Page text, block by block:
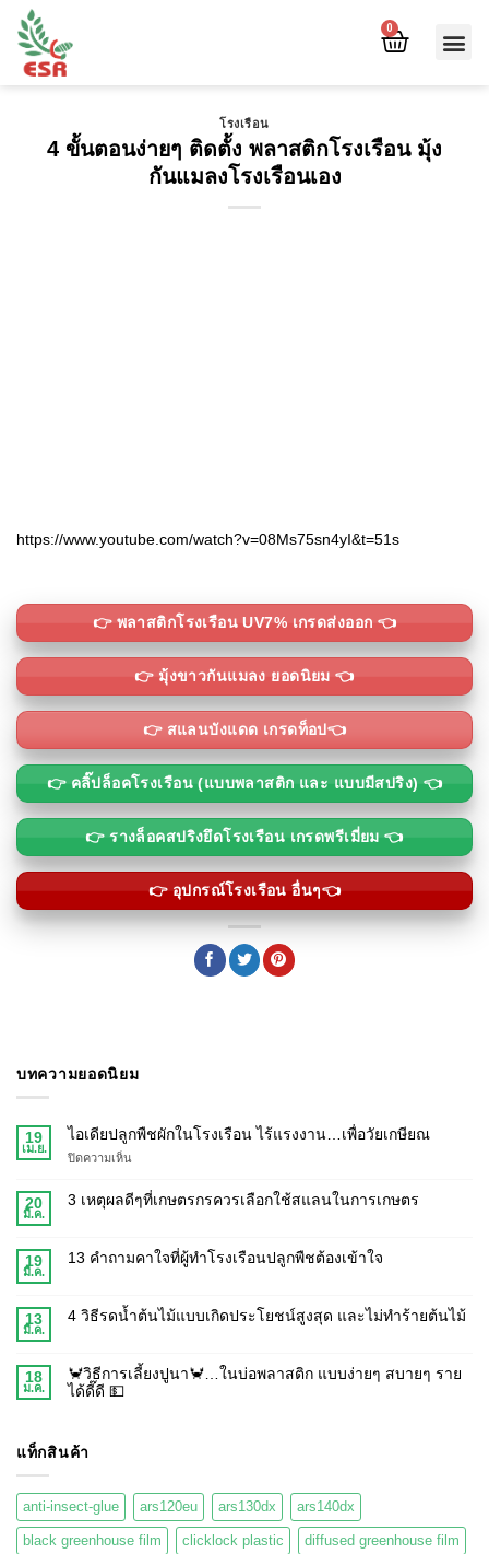
0
โรงเรือน
4 ขั้นตอนง่ายๆ ติดตั้ง พลาสติกโรงเรือน มุ้ง
กันแมลงโรงเรือนเอง
https://www.youtube.com/watch?v=08Ms75sn4yI&t=51s
👉 พลาสติกโรงเรือน UV7% เกรดส่งออก 👈
👉 มุ้งขาวกันแมลง ยอดนิยม 👈
👉 สแลนบังแดด เกรดท็อป👈
👉 คลิ๊ปล็อคโรงเรือน (แบบพลาสติก และ แบบมีสปริง) 👈
👉 รางล็อคสปริงยึดโรงเรือน เกรดพรีเมี่ยม 👈
👉 อุปกรณ์โรงเรือน อื่นๆ👈
บทความยอดนิยม
19
เม.ย.
ไอเดียปลูกพืชผักในโรงเรือน ไร้แรงงาน…เพื่อวัยเกษียณ
ปิดความเห็น
20
มี.ค.
3 เหตุผลดีๆที่เกษตรกรควรเลือกใช้สแลนในการเกษตร
19
มี.ค.
13 คำถามคาใจที่ผู้ทำโรงเรือนปลูกพืชต้องเข้าใจ
13
มี.ค.
4 วิธีรดน้ำต้นไม้แบบเกิดประโยชน์สูงสุด และไม่ทำร้ายต้นไม้
18
ม.ค.
🦀วิธีการเลี้ยงปูนา🦀…ในบ่อพลาสติก แบบง่ายๆ สบายๆ ราย
ได้ดี๊ดี 💵
แท็กสินค้า
anti-insect-glue ars120eu ars130dx ars140dx
black greenhouse film clicklock plastic diffused greenhouse film